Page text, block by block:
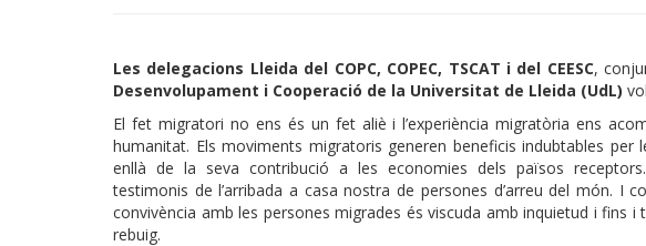
Les delegacions Lleida del COPC, COPEC, TSCAT i del CEESC,
Desenvolupament i Cooperació de la Universitat de Lleida (UdL)
El fet migratori no ens és un fet aliè i l’experiència migratòria ens
humanitat. Els moviments migratoris generen beneficis indubtables per
enllà de la seva contribució a les economies dels països
testimonis de l’arribada a casa nostra de persones d’arreu del món. I
convivència amb les persones migrades és viscuda amb inquietud i fins i
rebuig.